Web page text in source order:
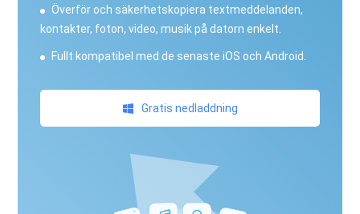
Överför och säkerhetskopiera textmeddelanden,
kontakter, foton, video, musik på datorn enkelt.
Fullt kompatibel med de senaste iOS och Android.
Gratis nedladdning